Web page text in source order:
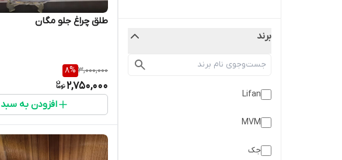
برند
Lifan
MVM
جک
طلق چراغ جلو مگان
3,000,000
8%
2,750,000
افزودن به سبد